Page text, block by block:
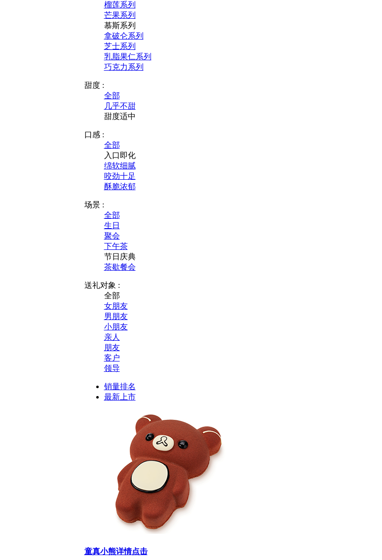
榴莲系列
芒果系列
慕斯系列
拿破仑系列
芝士系列
乳脂果仁系列
巧克力系列
甜度 :
全部
几乎不甜
甜度适中
口感 :
全部
入口即化
绵软细腻
咬劲十足
酥脆浓郁
场景 :
全部
生日
聚会
下午茶
节日庆典
茶歇餐会
送礼对象 :
全部
女朋友
男朋友
小朋友
亲人
朋友
客户
领导
销量排名
最新上市
童真小熊详情点击